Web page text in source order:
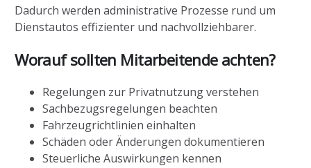
Dadurch werden administrative Prozesse rund um
Dienstautos effizienter und nachvollziehbarer.
Worauf sollten Mitarbeitende achten?
Regelungen zur Privatnutzung verstehen
Sachbezugsregelungen beachten
Fahrzeugrichtlinien einhalten
Schäden oder Änderungen dokumentieren
Steuerliche Auswirkungen kennen